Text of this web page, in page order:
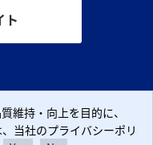
ト
維持・向上を目的に、
当社のプライバシーポリ
維持・向上を目的に、
当社のプライバシーポリ